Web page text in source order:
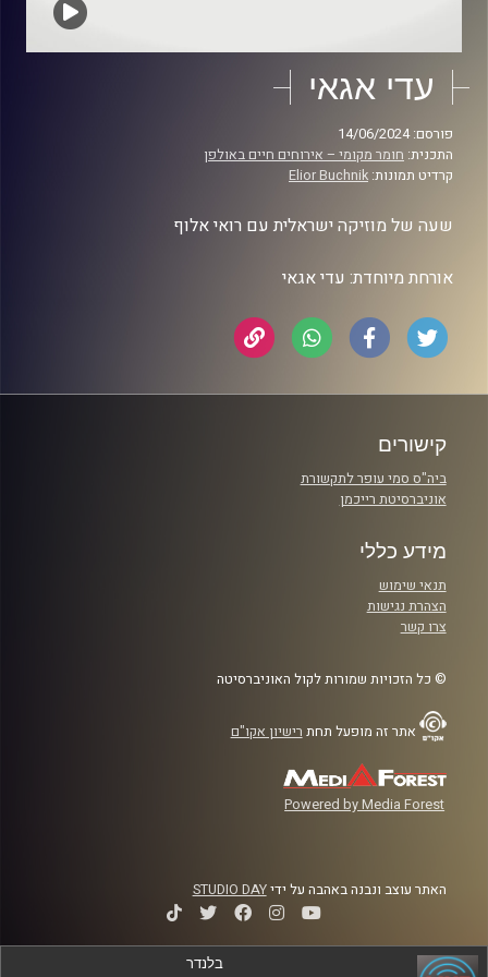
עדי אגאי
פורסם: 14/06/2024
התכנית: חומר מקומי – אירוחים חיים באולפן
קרדיט תמונות: Elior Buchnik
שעה של מוזיקה ישראלית עם רואי אלוף
אורחת מיוחדת: עדי אגאי
קישורים
ביה"ס סמי עופר לתקשורת
אוניברסיטת רייכמן
מידע כללי
תנאי שימוש
הצהרת נגישות
צרו קשר
© כל הזכויות שמורות לקול האוניברסיטה
אתר זה מופעל תחת רישיון אקו"ם
Powered by Media Forest
האתר עוצב ונבנה באהבה על ידיSTUDIO DAY
בלנדר